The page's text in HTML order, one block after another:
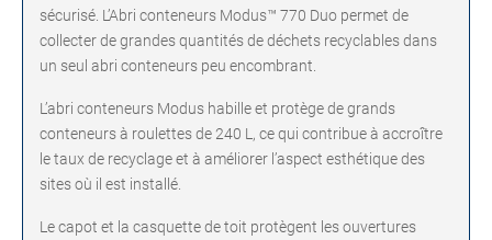
sécurisé. L’Abri conteneurs Modus™ 770 Duo permet de
collecter de grandes quantités de déchets recyclables dans
un seul abri conteneurs peu encombrant.
L’abri conteneurs Modus habille et protège de grands
conteneurs à roulettes de 240 L, ce qui contribue à accroître
le taux de recyclage et à améliorer l’aspect esthétique des
sites où il est installé.
Le capot et la casquette de toit protègent les ouvertures